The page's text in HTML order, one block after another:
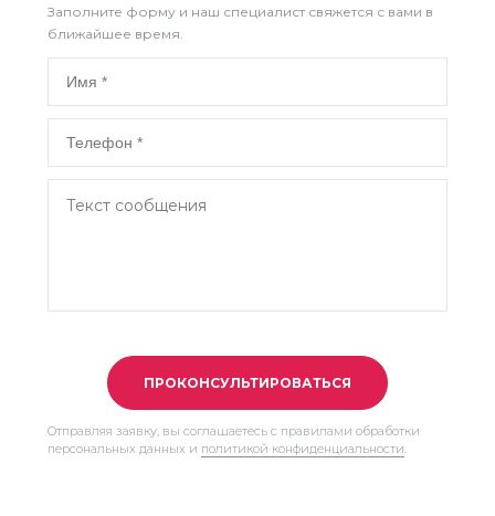
Заполните форму и наш специалист свяжется с вами в
ближайшее время.
ПРОКОНСУЛЬТИРОВАТЬСЯ
Отправляя заявку, вы соглашаетесь с правилами обработки
персональных данных и политикой конфиденциальности.